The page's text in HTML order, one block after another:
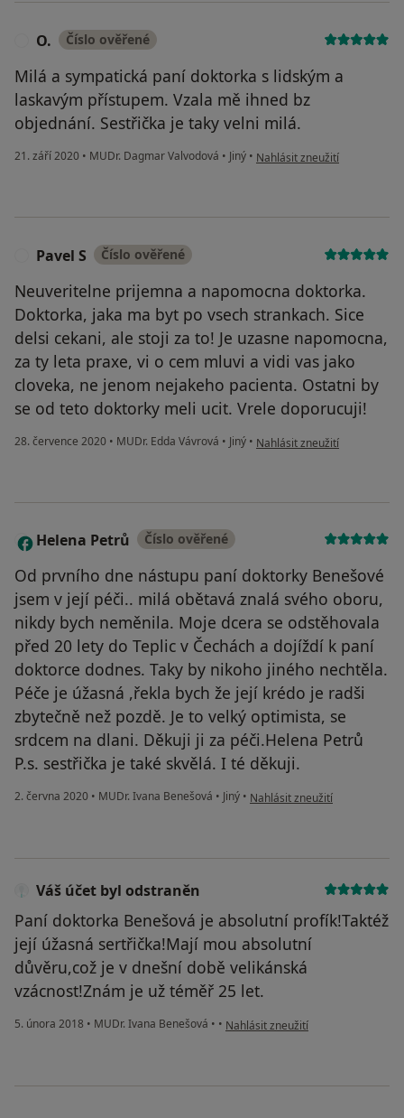
O. Číslo ověřené
Milá a sympatická paní doktorka s lidským a
laskavým přístupem. Vzala mě ihned bz
objednání. Sestřička je taky velni milá.
21. září 2020 • MUDr. Dagmar Valvodová • Jiný • podle názoru uživatele O.
Nahlásit zneužití
Pavel S Číslo ověřené
Neuveritelne prijemna a napomocna doktorka.
Doktorka, jaka ma byt po vsech strankach. Sice
delsi cekani, ale stoji za to! Je uzasne napomocna,
za ty leta praxe, vi o cem mluvi a vidi vas jako
cloveka, ne jenom nejakeho pacienta. Ostatni by
se od teto doktorky meli ucit. Vrele doporucuji!
28. července 2020 • MUDr. Edda Vávrová • Jiný • podle názoru uživatele Pavel
Nahlásit zneužití
H Helena Petrů Číslo ověřené
Od prvního dne nástupu paní doktorky Benešové
jsem v její péči.. milá obětavá znalá svého oboru,
nikdy bych neměnila. Moje dcera se odstěhovala
před 20 lety do Teplic v Čechách a dojíždí k paní
doktorce dodnes. Taky by nikoho jiného nechtěla.
Péče je úžasná ,řekla bych že její krédo je radši
zbytečně než pozdě. Je to velký optimista, se
srdcem na dlani. Děkuji ji za péči.Helena Petrů
P.s. sestřička je také skvělá. I té děkuji.
2. června 2020 • MUDr. Ivana Benešová • Jiný • podle názoru uživatele
Nahlásit zneužití
Váš účet byl odstraněn
Paní doktorka Benešová je absolutní profík!Taktéž
její úžasná sertřička!Mají mou absolutní
důvěru,což je v dnešní době velikánská
vzácnost!Znám je už téměř 25 let.
5. února 2018 • MUDr. Ivana Benešová • • podle názoru uživatele Váš účet
Nahlásit zneužití